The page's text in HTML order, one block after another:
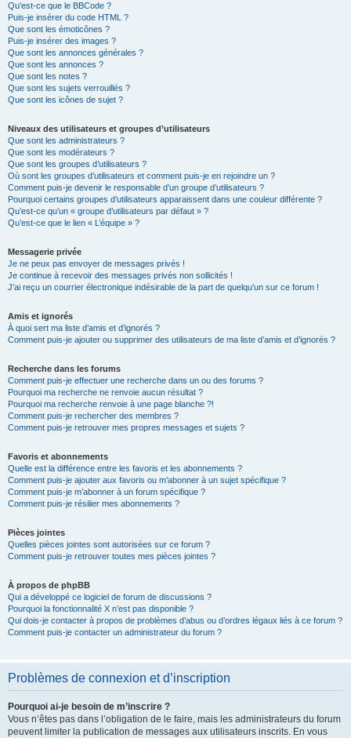
Qu’est-ce que le BBCode ?
Puis-je insérer du code HTML ?
Que sont les émoticônes ?
Puis-je insérer des images ?
Que sont les annonces générales ?
Que sont les annonces ?
Que sont les notes ?
Que sont les sujets verrouillés ?
Que sont les icônes de sujet ?
Niveaux des utilisateurs et groupes d’utilisateurs
Que sont les administrateurs ?
Que sont les modérateurs ?
Que sont les groupes d’utilisateurs ?
Où sont les groupes d’utilisateurs et comment puis-je en rejoindre un ?
Comment puis-je devenir le responsable d’un groupe d’utilisateurs ?
Pourquoi certains groupes d’utilisateurs apparaissent dans une couleur différente ?
Qu’est-ce qu’un « groupe d’utilisateurs par défaut » ?
Qu’est-ce que le lien « L’équipe » ?
Messagerie privée
Je ne peux pas envoyer de messages privés !
Je continue à recevoir des messages privés non sollicités !
J’ai reçu un courrier électronique indésirable de la part de quelqu’un sur ce forum !
Amis et ignorés
À quoi sert ma liste d’amis et d’ignorés ?
Comment puis-je ajouter ou supprimer des utilisateurs de ma liste d’amis et d’ignorés ?
Recherche dans les forums
Comment puis-je effectuer une recherche dans un ou des forums ?
Pourquoi ma recherche ne renvoie aucun résultat ?
Pourquoi ma recherche renvoie à une page blanche ?!
Comment puis-je rechercher des membres ?
Comment puis-je retrouver mes propres messages et sujets ?
Favoris et abonnements
Quelle est la différence entre les favoris et les abonnements ?
Comment puis-je ajouter aux favoris ou m’abonner à un sujet spécifique ?
Comment puis-je m’abonner à un forum spécifique ?
Comment puis-je résilier mes abonnements ?
Pièces jointes
Quelles pièces jointes sont autorisées sur ce forum ?
Comment puis-je retrouver toutes mes pièces jointes ?
À propos de phpBB
Qui a développé ce logiciel de forum de discussions ?
Pourquoi la fonctionnalité X n’est pas disponible ?
Qui dois-je contacter à propos de problèmes d’abus ou d’ordres légaux liés à ce forum ?
Comment puis-je contacter un administrateur du forum ?
Problèmes de connexion et d’inscription
Pourquoi ai-je besoin de m’inscrire ?
Vous n’êtes pas dans l’obligation de le faire, mais les administrateurs du forum
peuvent limiter la publication de messages aux utilisateurs inscrits. En vous